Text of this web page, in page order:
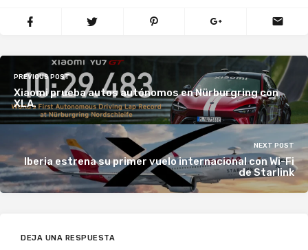
PREVIOUS POST
Xiaomi prueba autos autónomos en Nürburgring con
XLA.
NEXT POST
Iberia estrena su primer vuelo internacional con Wi-Fi
de Starlink
DEJA UNA RESPUESTA